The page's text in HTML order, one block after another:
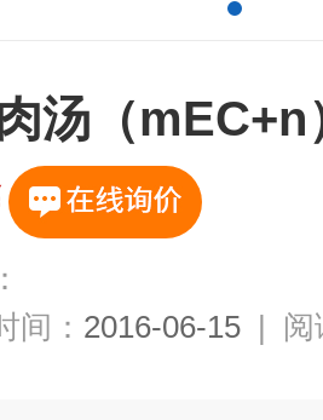
汤（mEC+n
间： 2016-06-15 | 阅